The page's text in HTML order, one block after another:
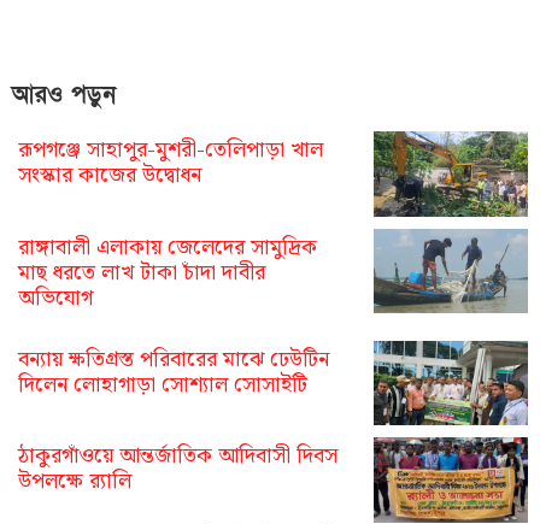
আরও পড়ুন
রূপগঞ্জে সাহাপুর-মুশরী-তেলিপাড়া খাল
সংস্কার কাজের উদ্বোধন
রাঙ্গাবালী এলাকায় জেলেদের সামুদ্রিক
মাছ ধরতে লাখ টাকা চাঁদা দাবীর
অভিযোগ
বন্যায় ক্ষতিগ্রস্ত পরিবারের মাঝে ঢেউটিন
দিলেন লোহাগাড়া সোশ্যাল সোসাইটি
ঠাকুরগাঁওয়ে আন্তর্জাতিক আদিবাসী দিবস
উপলক্ষে র‌্যালি